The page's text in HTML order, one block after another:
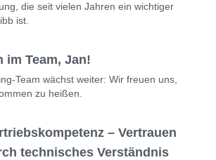
die seit vielen Jahren ein wichtiger
ist.
im Team, Jan!
Team wächst weiter: Wir freuen uns,
zu heißen.
– Vertrauen
technisches Verständnis